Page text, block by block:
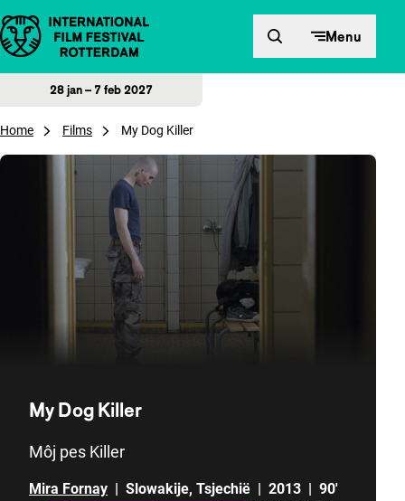
Direct naar inhoud Menu
28 jan – 7 feb 2027
Home Films My Dog Killer
My Dog Killer
Môj pes Killer
Mira Fornay | Slowakije, Tsjechië | 2013 | 90'